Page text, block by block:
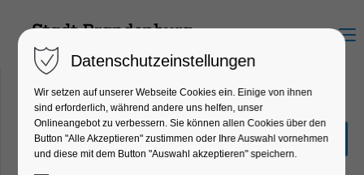
Menu
"Im Anfang war...das Wort"
Ausstellung
Datenschutzeinstellungen
Wir setzen auf unserer Webseite Cookies ein. Einige von ihnen
sind erforderlich, während andere uns helfen, unser
Onlineangebot zu verbessern. Sie können allen Cookies über den
Button "Alle Akzeptieren" zustimmen oder Ihre Auswahl vornehmen
und diese mit dem Button "Auswahl akzeptieren" speichern.